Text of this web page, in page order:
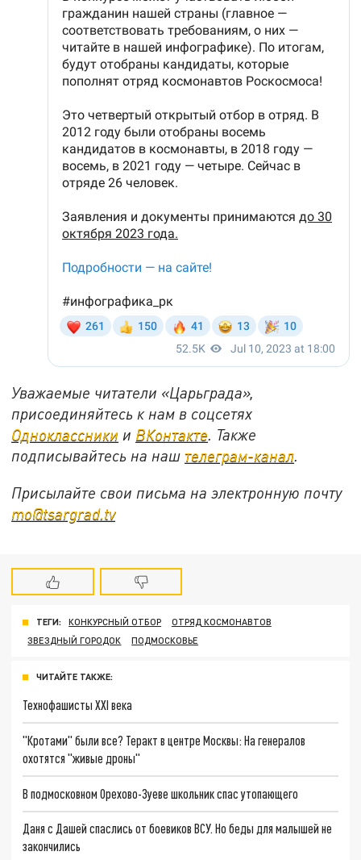
Уважаемые читатели «Царьграда»,
присоединяйтесь к нам в соцсетях
Одноклассники и ВКонтакте. Также
подписывайтесь на наш телеграм-канал.
Присылайте свои письма на электронную почту
mo@tsargrad.tv
ТЕГИ: КОНКУРСНЫЙ ОТБОР
ОТРЯД КОСМОНАВТОВ
ЗВЕЗДНЫЙ ГОРОДОК
ПОДМОСКОВЬЕ
ЧИТАЙТЕ ТАКЖЕ:
Технофашисты XXI века
"Кротами" были все? Теракт в центре Москвы: На генералов
охотятся "живые дроны"
В подмосковном Орехово-Зуеве школьник спас утопающего
Даня с Дашей спаслись от боевиков ВСУ. Но беды для малышей не
закончились